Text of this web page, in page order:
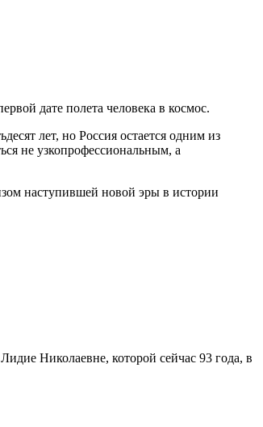
дате полета человека в космос.
лет, но Россия остается одним из
не узкопрофессиональным, а
наступившей новой эры в истории
Николаевне, которой сейчас 93 года, в